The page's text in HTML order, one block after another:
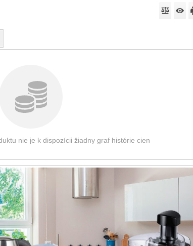
nie je k dispozícii žiadny graf histórie cien